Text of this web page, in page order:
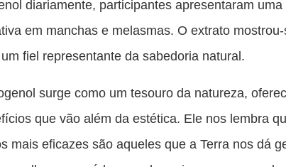
diariamente, participantes apresentaram uma
em manchas e melasmas. O extrato
fiel representante da sabedoria natural.
surge como um tesouro da natureza,
que vão além da estética. Ele nos lembra
mais eficazes são aqueles que a Terra nos dá